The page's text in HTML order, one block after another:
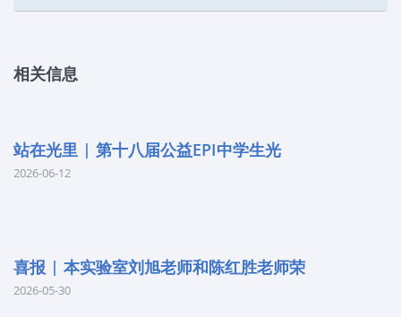
相关信息
站在光里 | 第十八届公益EPI中学生光
2026-06-12
喜报 | 本实验室刘旭老师和陈红胜老师荣
2026-05-30